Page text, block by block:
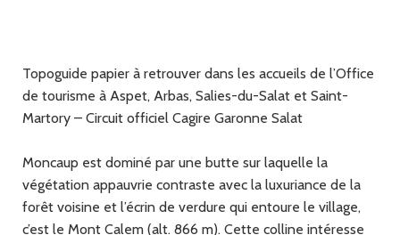
Topoguide papier à retrouver dans les accueils de l’Office
de tourisme à Aspet, Arbas, Salies-du-Salat et Saint-
Martory – Circuit officiel Cagire Garonne Salat
Moncaup est dominé par une butte sur laquelle la
végétation appauvrie contraste avec la luxuriance de la
forêt voisine et l’écrin de verdure qui entoure le village,
c’est le Mont Calem (alt. 866 m). Cette colline intéresse